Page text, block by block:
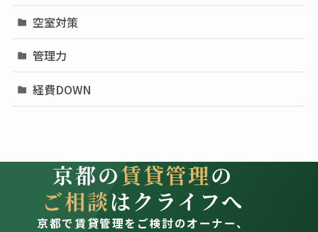
空室対策
管理力
経費DOWN
京都の賃貸管理の
ご相談はクライフへ
京都で賃貸管理をご検討のオーナー、